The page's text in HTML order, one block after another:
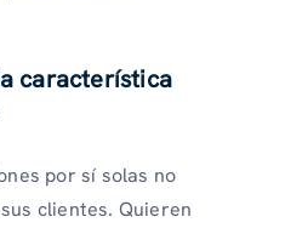
característica
por sí solas no
clientes. Quieren